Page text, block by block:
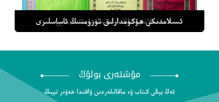
بۈگۈنكى زامان ئىسلام - ئەرەب پەلسەپىسى
بىلىم بىلەن ئىشەنچ
ئىسلام دىنى ۋە دۇنيا سىياسىيىسى
ئىسلامىيەتنىڭ ئىقتىسادىي ئىدىيىسى
ئىسلامدىكى ھۆكۈمدارلىق تۈزۈمىنىڭ ئاساسلىرى
مۇشتەرى بولۇڭ
ئەڭ يېڭى كىتاب ۋە ماقالىلەردىن ۋاقتىدا خەۋەر تېپىڭ